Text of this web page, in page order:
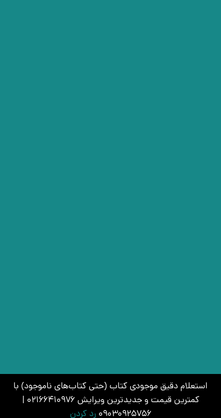
استعلام دقیق موجودی کتاب (حتی کتاب‌های ناموجود) با
کمترین قیمت و جدیدترین ویرایش 02166410976 |
09030925756 رد کردن